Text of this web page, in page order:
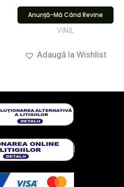
Anunță-Mă Când Revine
VINIL
Adaugă la Wishlist